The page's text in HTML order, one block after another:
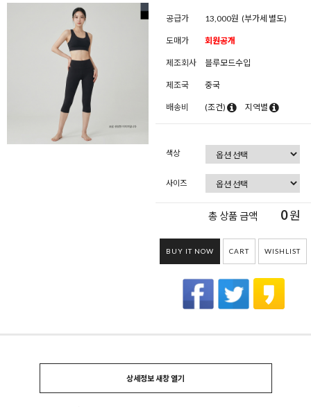
공급가 13,000원 (부가세 별도)
도매가 회원공개
제조회사 블루모드수입
제조국 중국
배송비 (조건) 지역별
색상
사이즈
총 상품 금액 0원
BUY IT NOW CART WISHLIST
상세정보 새창 열기